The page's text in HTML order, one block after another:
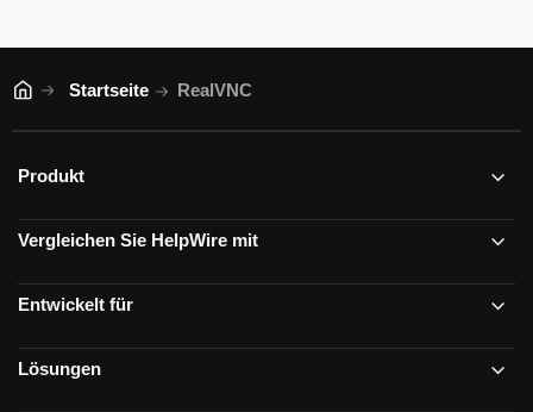
Startseite RealVNC
Produkt
Vergleichen Sie HelpWire mit
Entwickelt für
Lösungen